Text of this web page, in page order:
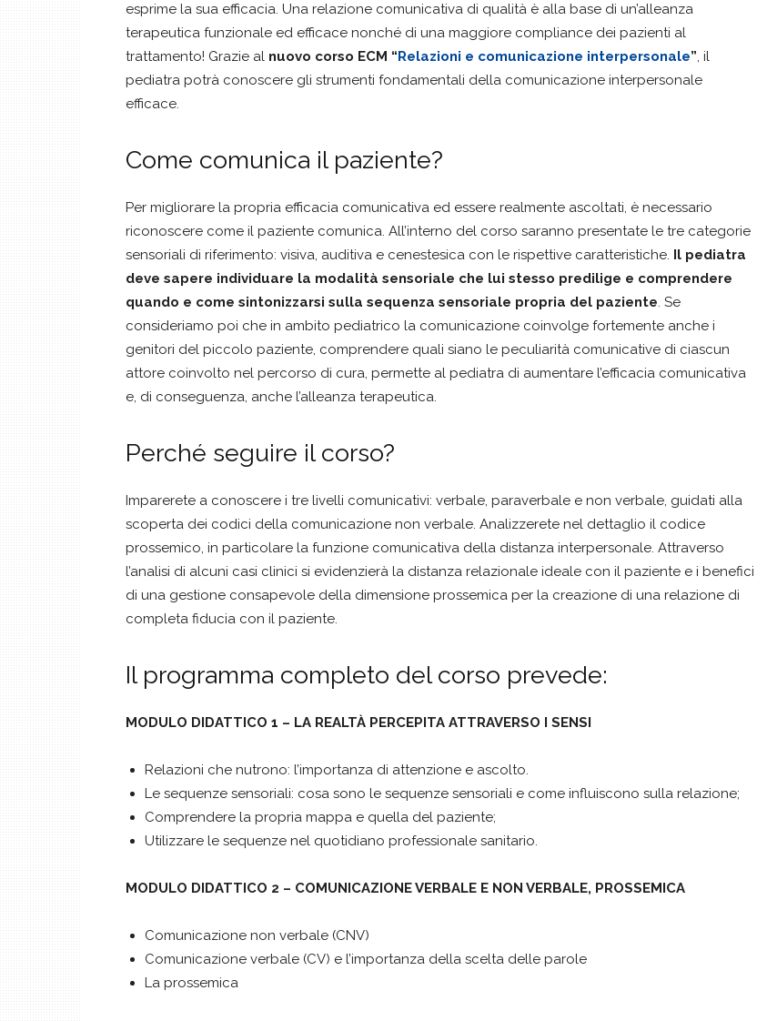
esprime la sua efficacia. Una relazione comunicativa di qualità è alla base di un’alleanza
terapeutica funzionale ed efficace nonché di una maggiore compliance dei pazienti al
trattamento! Grazie al nuovo corso ECM “Relazioni e comunicazione interpersonale”, il
pediatra potrà conoscere gli strumenti fondamentali della comunicazione interpersonale
efficace.
Come comunica il paziente?
Per migliorare la propria efficacia comunicativa ed essere realmente ascoltati, è necessario
riconoscere come il paziente comunica. All’interno del corso saranno presentate le tre categorie
sensoriali di riferimento: visiva, auditiva e cenestesica con le rispettive caratteristiche. Il pediatra
deve sapere individuare la modalità sensoriale che lui stesso predilige e comprendere
quando e come sintonizzarsi sulla sequenza sensoriale propria del paziente. Se
consideriamo poi che in ambito pediatrico la comunicazione coinvolge fortemente anche i
genitori del piccolo paziente, comprendere quali siano le peculiarità comunicative di ciascun
attore coinvolto nel percorso di cura, permette al pediatra di aumentare l’efficacia comunicativa
e, di conseguenza, anche l’alleanza terapeutica.
Perché seguire il corso?
Imparerete a conoscere i tre livelli comunicativi: verbale, paraverbale e non verbale, guidati alla
scoperta dei codici della comunicazione non verbale. Analizzerete nel dettaglio il codice
prossemico, in particolare la funzione comunicativa della distanza interpersonale. Attraverso
l’analisi di alcuni casi clinici si evidenzierà la distanza relazionale ideale con il paziente e i benefici
di una gestione consapevole della dimensione prossemica per la creazione di una relazione di
completa fiducia con il paziente.
Il programma completo del corso prevede:
MODULO DIDATTICO 1 – LA REALTÀ PERCEPITA ATTRAVERSO I SENSI
Relazioni che nutrono: l’importanza di attenzione e ascolto.
Le sequenze sensoriali: cosa sono le sequenze sensoriali e come influiscono sulla relazione;
Comprendere la propria mappa e quella del paziente;
Utilizzare le sequenze nel quotidiano professionale sanitario.
MODULO DIDATTICO 2 – COMUNICAZIONE VERBALE E NON VERBALE, PROSSEMICA
Comunicazione non verbale (CNV)
Comunicazione verbale (CV) e l’importanza della scelta delle parole
La prossemica